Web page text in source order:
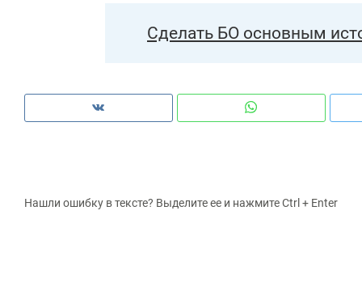
Сделать БО основным
Нашли ошибку в тексте? Выделите ее и нажмите Ctrl + Enter